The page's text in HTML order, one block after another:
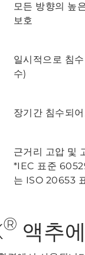
모든 방향의 높
보호
일시적으로 침
수)
장기간 침수되
근거리 고압 및
*IEC 표준
는 ISO 20653
® 액추